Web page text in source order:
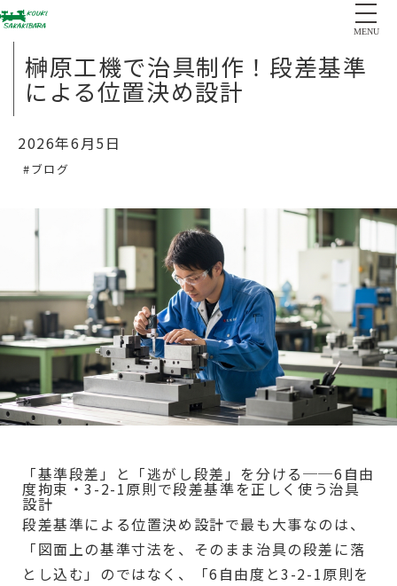
MENU
榊原工機で治具制作！段差基準
による位置決め設計
2026年6月5日
#ブログ
「基準段差」と「逃がし段差」を分ける──6自由
度拘束・3-2-1原則で段差基準を正しく使う治具
設計
段差基準による位置決め設計で最も大事なのは、
「図面上の基準寸法を、そのまま治具の段差に落
とし込む」のではなく、「6自由度と3-2-1原則を